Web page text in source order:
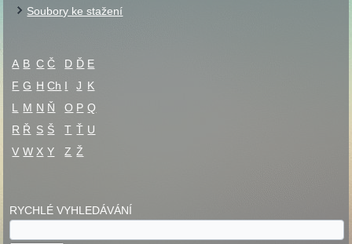
Soubory ke stažení
A B C Č D Ď E
F G H Ch I J K
L
M N Ň O P Q
R Ř S Š T Ť U
V W X Y Z Ž
RYCHLÉ VYHLEDÁVÁNÍ